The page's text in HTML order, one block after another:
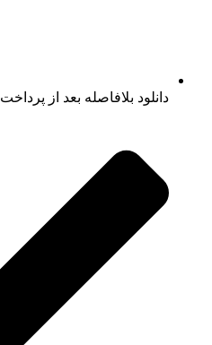
دانلود بلافاصله بعد از پرداخت